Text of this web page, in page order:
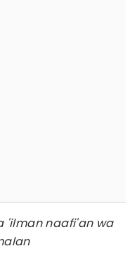
'ilman naafi'an wa